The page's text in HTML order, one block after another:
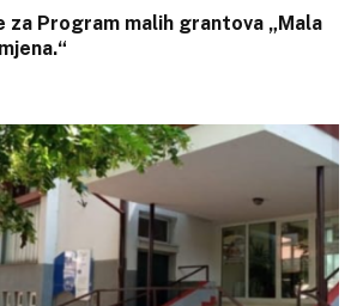
za Program malih grantova „Mala